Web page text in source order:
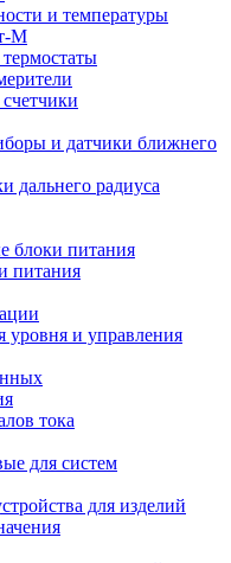
и температуры
М
и датчики ближнего
дальнего радиуса
блоки питания
питания
уровня и управления
тока
для систем
для изделий